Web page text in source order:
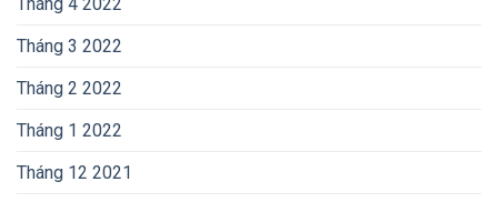
Tháng 3 2022
Tháng 2 2022
Tháng 1 2022
Tháng 12 2021